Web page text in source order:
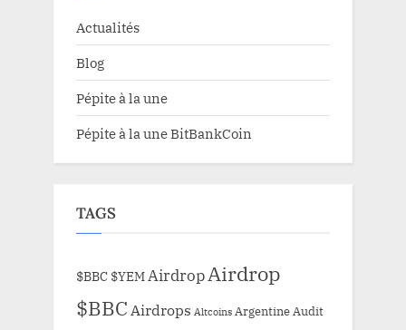
Actualités
Blog
Pépite à la une
Pépite à la une BitBankCoin
TAGS
$BBC $YEMAirdropAirdrop
$BBCAirdrops Altcoins ArgentineAudit